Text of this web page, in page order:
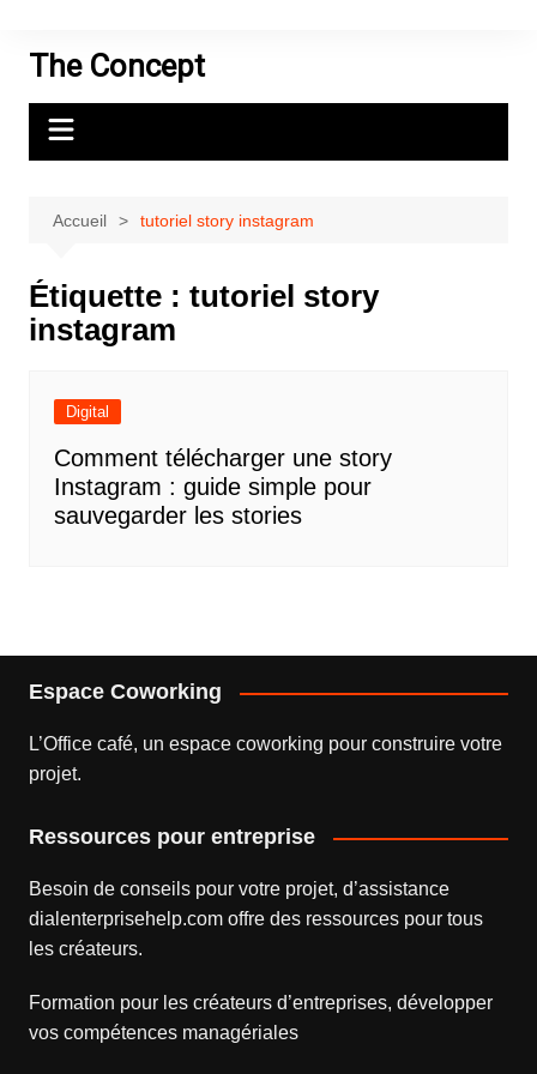
contenuThe Concept
Accueil tutoriel story instagram
Étiquette : tutoriel story
instagram
Digital
Comment télécharger une story
Instagram : guide simple pour
sauvegarder les stories
Espace Coworking
L’Office café, un espace coworking pour construire votre
projet.
Ressources pour entreprise
Besoin de conseils pour votre projet, d’assistance
dialenterprisehelp.comoffre des ressources pour tous
les créateurs.
Formation pour les créateurs d’entreprises, développer
vos compétences managériales